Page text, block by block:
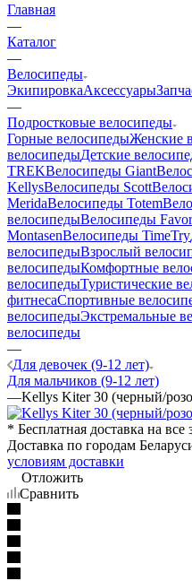
Главная
—
Каталог
—
Велосипеды
ЭкипировкаАксессуары
—
Подростковые велосипеды
Горные велосипедыЖенские
велосипедыДетские
TREKВелосипеды Giant
KellysВелосипеды Scott
MeridaВелосипеды Totem
велосипедыВелосипеды
MontasenВелосипеды TimeTry
велосипедыВзрослый
велосипедыКомфортные
велосипедыТуристические
фитнесаСпортивные
велосипедыЭкстремальные
велосипеды
—
Для девочек (9-12 лет)
Для мальчиков (9-12 лет)
—Kellys Kiter 30 (черный/
* Бесплатная доставка на
Доставка по городам
условиям доставки
Отложить
Сравнить